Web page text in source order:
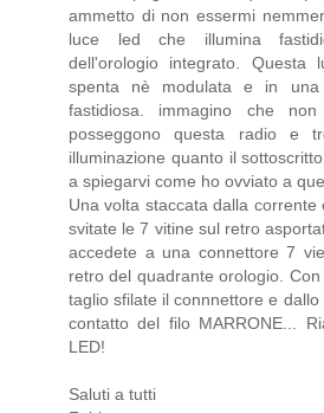
ammetto di non essermi
luce led che illumina
dell'orologio integrato.
spenta nè modulata e in
fastidiosa. immagino che
posseggono questa radio e
illuminazione quanto il
a spiegarvi come ho ovviato a
Una volta staccata dalla corrente
svitate le 7 vitine sul retro
accedete a una connettore 7
retro del quadrante orologio.
taglio sfilate il connnettore e
contatto del filo MARRONE...
LED!
Saluti a tutti